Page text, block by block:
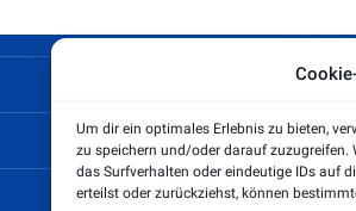
Um dir ein optimales Erlebnis zu bieten,
zu speichern und/oder darauf zuzugreifen.
das Surfverhalten oder eindeutige IDs auf
erteilst oder zurückziehst, können
Cookie-